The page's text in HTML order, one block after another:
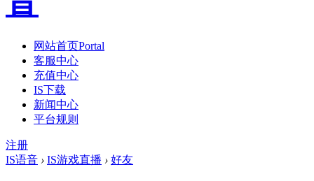
网站首页Portal
客服中心
充值中心
IS下载
新闻中心
平台规则
注册
IS语音 › IS游戏直播 › 好友